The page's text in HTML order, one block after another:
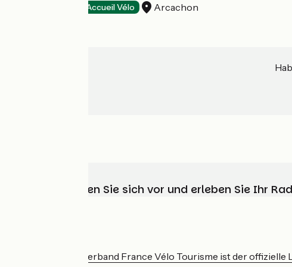
Accueil Vélo Arcachon
Wählen, bereiten Sie sich vor und erleben Sie Ihr
Der nationale Verband France Vélo Tourisme ist der